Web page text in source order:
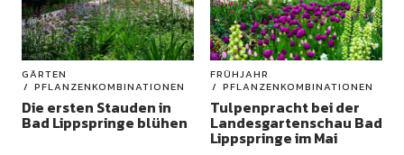
GÄRTEN
PFLANZENKOMBINATIONEN
Die ersten Stauden in
Bad Lippspringe blühen
FRÜHJAHR
PFLANZENKOMBINATIONEN
Tulpenpracht bei der
Landesgartenschau Bad
Lippspringe im Mai